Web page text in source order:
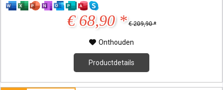
€ 68,90 * € 209,90 *
Onthouden
Productdetails